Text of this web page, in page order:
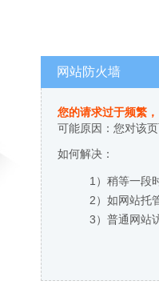
网站防火墙
您的请求过于频繁
可能原因：您对该
如何解决：
1）稍等一段
2）如网站托
3）普通网站